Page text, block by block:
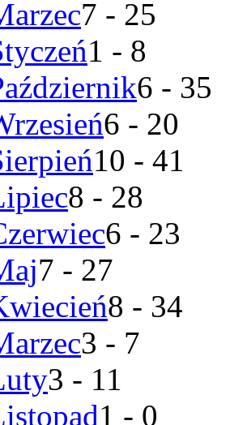
7 - 25
1 - 8
6 - 35
6 - 20
10 - 41
8 - 28
6 - 23
7 - 27
8 - 34
3 - 7
3 - 11
1 - 0